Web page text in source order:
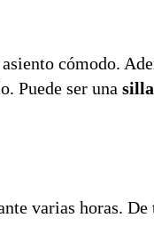
cómodo.
Puede ser una
varias horas. De